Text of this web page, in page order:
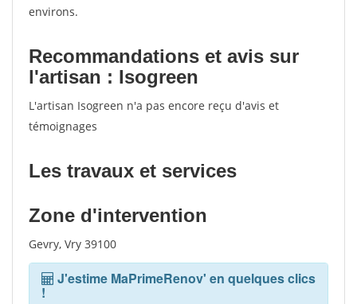
environs.
Recommandations et avis sur
l'artisan : Isogreen
L'artisan Isogreen n'a pas encore reçu d'avis et
témoignages
Les travaux et services
Zone d'intervention
Gevry, Vry 39100